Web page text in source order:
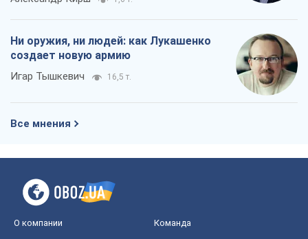
Ни оружия, ни людей: как Лукашенко
создает новую армию
Игар Тышкевич 16,5 т.
Все мнения
О компании Команда